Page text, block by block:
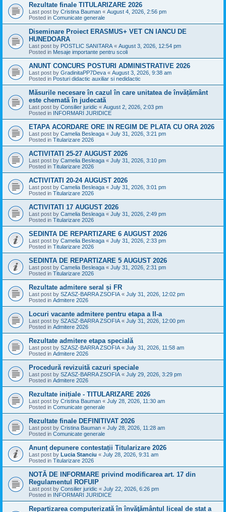
Rezultate finale TITULARIZARE 2026
Last post by Cristina Bauman « August 4, 2026, 2:56 pm
Posted in Comunicate generale
Diseminare Proiect ERASMUS+ VET CN IANCU DE
HUNEDOARA
Last post by POSTLIC SANITARA « August 3, 2026, 12:54 pm
Posted in Mesaje importante pentru scoli
ANUNT CONCURS POSTURI ADMINISTRATIVE 2026
Last post by GradinitaPP7Deva « August 3, 2026, 9:38 am
Posted in Posturi didactic auxiliar si nedidactic
Măsurile necesare în cazul în care unitatea de învățământ
este chemată în judecată
Last post by Consilier juridic « August 2, 2026, 2:03 pm
Posted in INFORMARI JURIDICE
ETAPA ACORDARE ORE IN REGIM DE PLATA CU ORA 2026
Last post by Camelia Besleaga « July 31, 2026, 3:21 pm
Posted in Titularizare 2026
ACTIVITATI 25-27 AUGUST 2026
Last post by Camelia Besleaga « July 31, 2026, 3:10 pm
Posted in Titularizare 2026
ACTIVITATI 20-24 AUGUST 2026
Last post by Camelia Besleaga « July 31, 2026, 3:01 pm
Posted in Titularizare 2026
ACTIVITATI 17 AUGUST 2026
Last post by Camelia Besleaga « July 31, 2026, 2:49 pm
Posted in Titularizare 2026
SEDINTA DE REPARTIZARE 6 AUGUST 2026
Last post by Camelia Besleaga « July 31, 2026, 2:33 pm
Posted in Titularizare 2026
SEDINTA DE REPARTIZARE 5 AUGUST 2026
Last post by Camelia Besleaga « July 31, 2026, 2:31 pm
Posted in Titularizare 2026
Rezultate admitere seral și FR
Last post by SZASZ-BARRA ZSOFIA « July 31, 2026, 12:02 pm
Posted in Admitere 2026
Locuri vacante admitere pentru etapa a II-a
Last post by SZASZ-BARRA ZSOFIA « July 31, 2026, 12:00 pm
Posted in Admitere 2026
Rezultate admitere etapa specială
Last post by SZASZ-BARRA ZSOFIA « July 31, 2026, 11:58 am
Posted in Admitere 2026
Procedură revizuită cazuri speciale
Last post by SZASZ-BARRA ZSOFIA « July 29, 2026, 3:29 pm
Posted in Admitere 2026
Rezultate inițiale - TITULARIZARE 2026
Last post by Cristina Bauman « July 28, 2026, 11:30 am
Posted in Comunicate generale
Rezultate finale DEFINITIVAT 2026
Last post by Cristina Bauman « July 28, 2026, 11:28 am
Posted in Comunicate generale
Anunț depunere contestații Titularizare 2026
Last post by Lucia Stanciu « July 28, 2026, 9:31 am
Posted in Titularizare 2026
NOTĂ DE INFORMARE privind modificarea art. 17 din
Regulamentul ROFUIP
Last post by Consilier juridic « July 22, 2026, 6:26 pm
Posted in INFORMARI JURIDICE
Repartizarea computerizată în învăţământul liceal de stat a